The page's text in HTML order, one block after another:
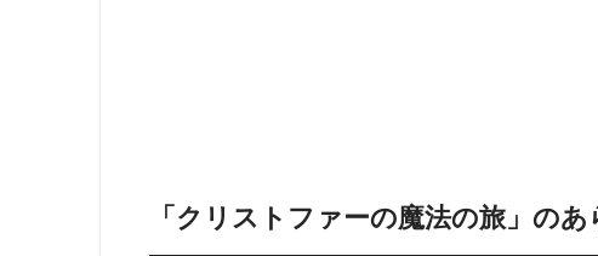
「クリストファーの魔法の旅」の